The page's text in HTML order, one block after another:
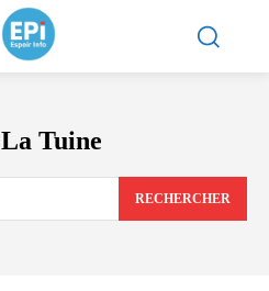
La Tuine
RECHERCHER